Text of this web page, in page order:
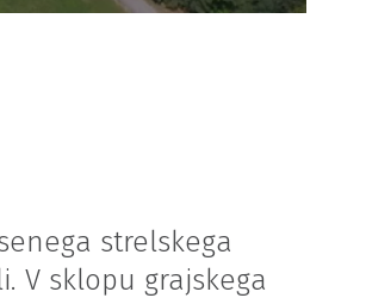
strelskega
V sklopu grajskega